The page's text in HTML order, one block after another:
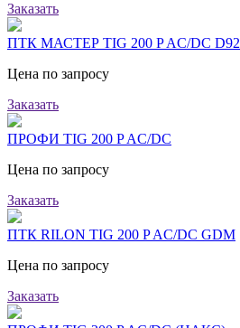
Заказать
ПТК МАСТЕР TIG 200 P AC/DC D92
Цена по запросу
Заказать
ПРОФИ TIG 200 P AC/DC
Цена по запросу
Заказать
ПТК RILON TIG 200 P AC/DC GDM
Цена по запросу
Заказать